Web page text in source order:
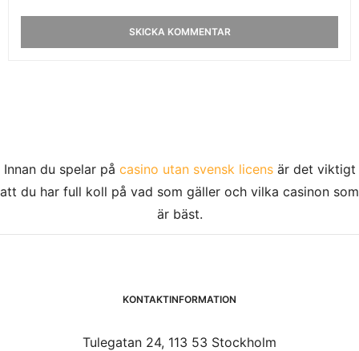
Innan du spelar på casino utan svensk licensär det viktigt
att du har full koll på vad som gäller och vilka casinon som
är bäst.
KONTAKTINFORMATION
Tulegatan 24, 113 53 Stockholm